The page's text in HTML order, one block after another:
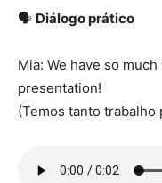
🗣️ Diálogo prático
Mia: We have so
presentation!
(Temos tanto trabalho